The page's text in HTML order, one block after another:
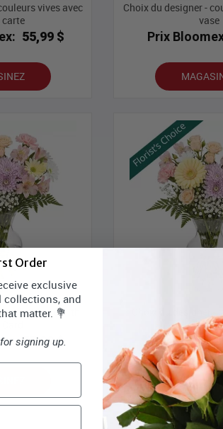
vives avec
carte
55,99 $
Choix du designer -
vase
Prix
Choice with
55,99 $
Choix du designer
avec
Prix
Order
exclusive
collections, and
matter. 💐
signing up.